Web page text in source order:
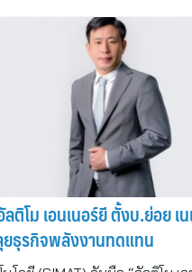
ติโม เอนเนอร์ยี ตั้งบ.ย่อย เ
ยธุรกิจพลังงานทดแทน